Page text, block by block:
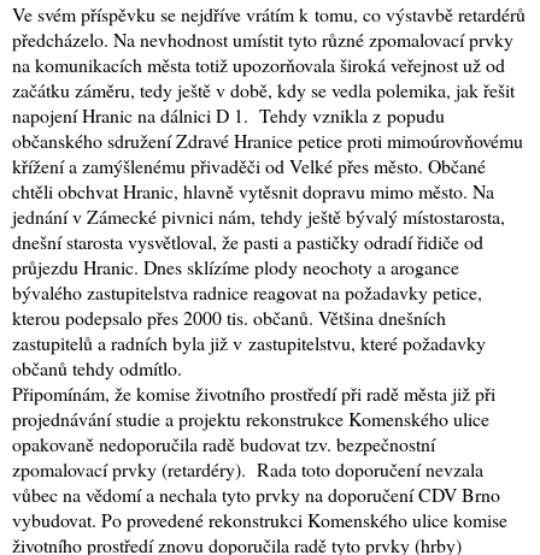
Ve svém příspěvku senejdříve vrátím k tomu, co výstavbě retardérů
předcházelo. Na nevhodnost umístit tyto různé zpomalovací prvky
na komunikacích města totiž upozorňovala široká veřejnost už od
začátku záměru, tedy ještě v době, kdy se vedla polemika, jak řešit
napojení Hranic na dálnici D 1. Tehdy vznikla z popudu
občanského sdružení Zdravé Hranice petice proti mimoúrovňovému
křížení a zamýšlenému přivaděči od Velké přes město. Občané
chtěli obchvat Hranic, hlavně vytěsnit dopravu mimo město. Na
jednání v Zámecké pivnici nám, tehdy ještě bývalý místostarosta,
dnešní starosta vysvětloval, že pasti a pastičky odradí řidiče od
průjezdu Hranic. Dnes sklízíme plody neochoty a arogance
bývalého zastupitelstva radnice reagovat na požadavky petice,
kterou podepsalo přes 2000 tis. občanů. Většina dnešních
zastupitelů a radních byla již v zastupitelstvu, které požadavky
občanů tehdy odmítlo.
Připomínám, že komise životního prostředí při radě města již při
projednávání studie a projektu rekonstrukce Komenského ulice
opakovaně nedoporučila radě budovat tzv. bezpečnostní
zpomalovací prvky (retardéry). Rada toto doporučení nevzala
vůbec na vědomí a nechala tyto prvky na doporučení CDV Brno
vybudovat. Po provedené rekonstrukci Komenského ulice komise
životního prostředí znovu doporučila radě tyto prvky (hrby)